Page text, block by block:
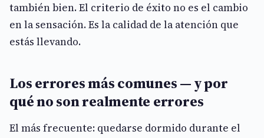
también bien. El criterio de éxito no es el cambio
en la sensación. Es la calidad de la atención que
estás llevando.
Los errores más comunes — y por
qué no son realmente errores
El más frecuente: quedarse dormido durante el